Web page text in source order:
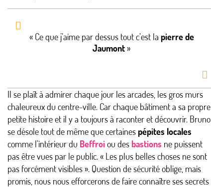
« Ce que j’aime par dessus tout c’est la pierre de
Jaumont»
Il se plaît à admirer chaque jour les arcades, les gros murs
chaleureux du centre-ville. Car chaque bâtiment a sa propre
petite histoire et il y a toujours à raconter et découvrir. Bruno
se désole tout de même que certaines pépites locales
comme l’intérieur du Beffroiou des bastions ne puissent
pas être vues par le public. « Les plus belles choses ne sont
pas forcément visibles ». Question de sécurité oblige, mais
promis, nous nous efforcerons de faire connaître ses secrets